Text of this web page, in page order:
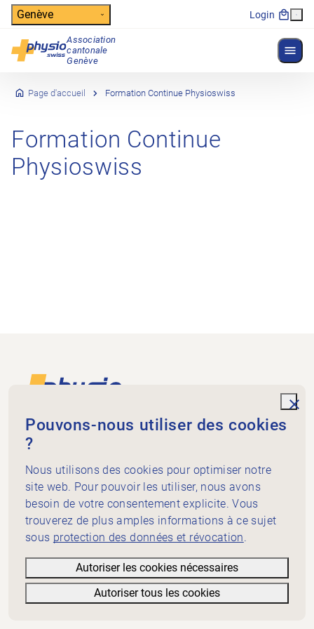
Header
Genève Login
Association
cantonale
Genève
Navigation principale
Page d'accueil Formation Continue Physioswiss
Formation Continue
Physioswiss
Footer
Physiogenève
Case postale 5278
1211 Genève 3
+41 58 715 32 20
info@physiogeneve.ch
Médias sociaux
Mission physiothérapie
Bon de physiothérapie
Pouvons-nous utiliser des cookies
?
Nous utilisons des cookies pour optimiser notre
site web. Pour pouvoir les utiliser, nous avons
besoin de votre consentement explicite. Vous
trouverez de plus amples informations à ce sujet
sous protection des données et révocation.
Autoriser les cookies nécessaires
Autoriser tous les cookies